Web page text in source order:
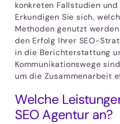
konkreten Fallstudien
Erkundigen Sie sich,
Methoden genutzt
den Erfolg Ihrer SEO-
in die Berichterstattung
Kommunikationswege
um die Zusammenarbeit
Welche
SEO Agentur an?